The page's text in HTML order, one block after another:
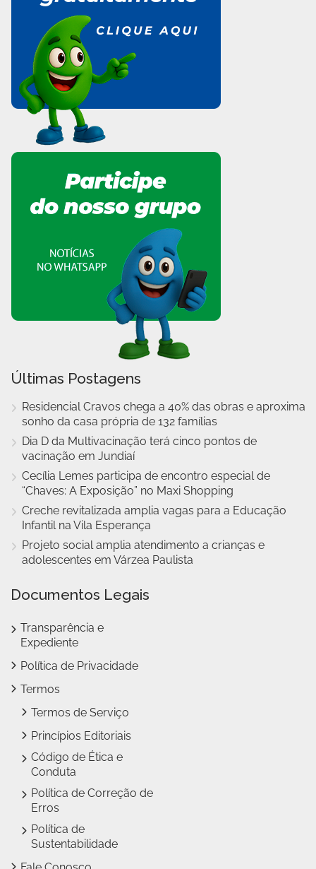
Últimas Postagens
Residencial Cravos chega a 40% das obras e aproxima
sonho da casa própria de 132 famílias
Dia D da Multivacinação terá cinco pontos de
vacinação em Jundiaí
Cecília Lemes participa de encontro especial de
“Chaves: A Exposição” no Maxi Shopping
Creche revitalizada amplia vagas para a Educação
Infantil na Vila Esperança
Projeto social amplia atendimento a crianças e
adolescentes em Várzea Paulista
Documentos Legais
Transparência e
Expediente
Política de Privacidade
Termos
Termos de Serviço
Princípios Editoriais
Código de Ética e
Conduta
Política de Correção de
Erros
Política de
Sustentabilidade